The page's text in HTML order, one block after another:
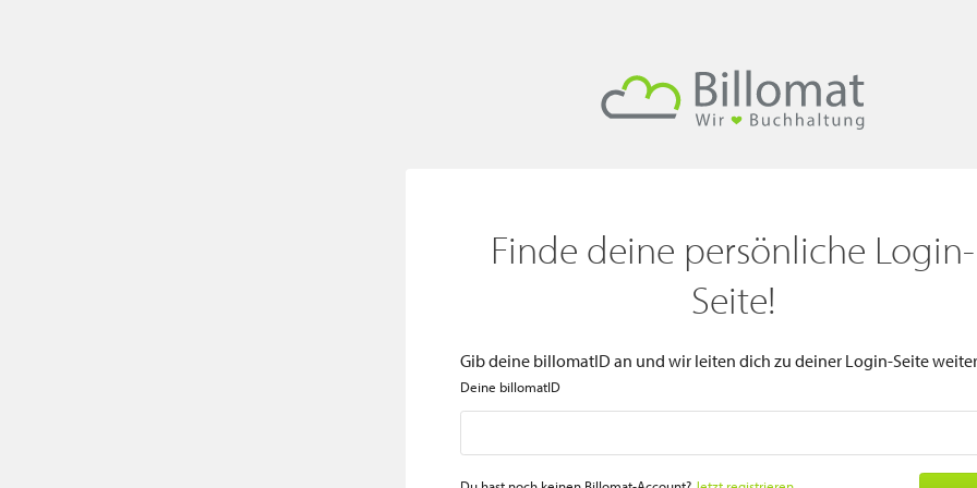
Finde deine persönliche Login-
Seite!
Gib deine billomatID an und wir leiten dich zu deiner Login-Seite
Deine billomatID